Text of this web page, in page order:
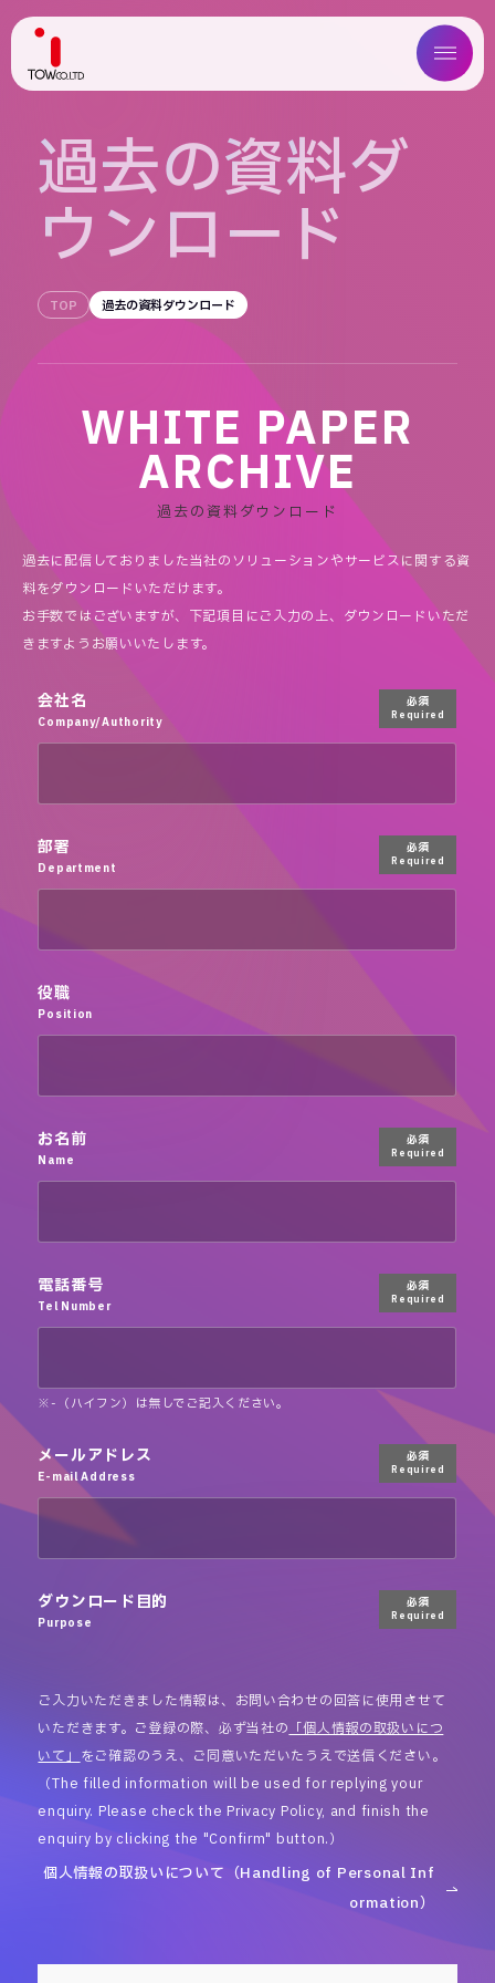
ABOUT US
SERVICE
WORKS
MAGAZINE
COMPANY
NEWS
IR
過去の資料ダ
ウ ン ロー ド
TOP 過去の資料ダウンロード
WHITE PAPER
ARCHIVE
過去の資料ダウンロード
過去に配信しておりました当社のソリューションやサービスに関する資
料をダウンロードいただけます。
お手数ではございますが、下記項目にご入力の上、ダウンロードいただ
きますようお願いいたします。
会社名
Company/Authority
必須
Required
部署
Department
必須
Required
役職
Position
お名前
Name
必須
Required
電話番号
Tel Number
必須
Required
※-（ハイフン）は無しでご記入ください。
メールアドレス
E-mail Address
必須
Required
ダウンロード目的
Purpose
必須
Required
ご入力いただきました情報は、お問い合わせの回答に使用させて
いただきます。ご登録の際、必ず当社の 「個人情報の取扱いにつ
いて」 をご確認のうえ、ご同意いただいたうえで送信ください。
（The filled information will be used for replying your
enquiry. Please check the Privacy Policy, and finish the
enquiry by clicking the "Confirm" button.）
個人情報の取扱いについて（Handling of Personal Inf
ormation）